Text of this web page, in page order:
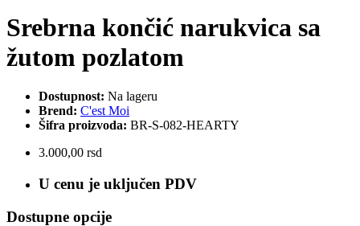
Srebrna končić narukvica sa
žutom pozlatom
Dostupnost: Na lageru
Brend: C'est Moi
Šifra proizvoda: BR-S-082-HEARTY
3.000,00 rsd
U cenu je uključen PDV
Dostupne opcije